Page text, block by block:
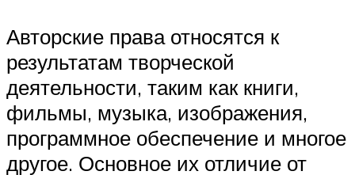
Авторские права относятся к
результатам творческой
деятельности, таким как книги,
фильмы, музыка, изображения,
программное обеспечение и многое
другое. Основное их отличие от